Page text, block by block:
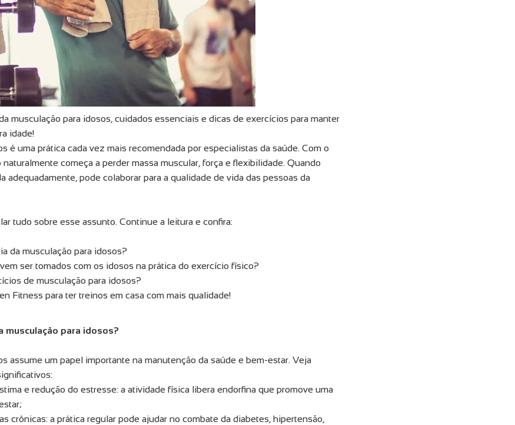
musculação para idosos, cuidados essenciais e dicas de exercícios para manter
idade!
é uma prática cada vez mais recomendada por especialistas da saúde. Com o
naturalmente começa a perder massa muscular, força e flexibilidade. Quando
adequadamente, pode colaborar para a qualidade de vida das pessoas da
tudo sobre esse assunto. Continue a leitura e confira:
da musculação para idosos?
ser tomados com os idosos na prática do exercício físico?
de musculação para idosos?
Fitness para ter treinos em casa com mais qualidade!
musculação para idosos?
assume um papel importante na manutenção da saúde e bem-estar. Veja
e redução do estresse: a atividade física libera endorfina que promove uma
crônicas: a prática regular pode ajudar no combate da diabetes, hipertensão,